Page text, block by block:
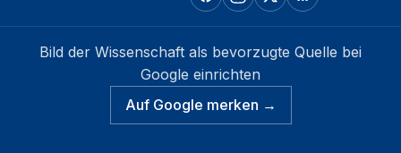
Bild der Wissenschaft als bevorzugte Quelle bei
Google einrichten
Auf Google merken →